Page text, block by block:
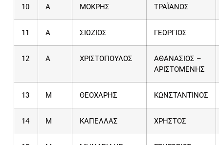
10 Α ΜΟΚΡΗΣ ΤΡΑΪΑΝΟΣ
11 Α ΣΙΩΖΙΟΣ ΓΕΩΡΓΙΟΣ
12 Α ΧΡΙΣΤΟΠΟΥΛΟΣ
ΑΘΑΝΑΣΙΟΣ –
ΑΡΙΣΤΟΜΕΝΗΣ
13 Μ ΘΕΟΧΑΡΗΣ ΚΩΝΣΤΑΝΤΙΝΟΣ
14 Μ ΚΑΠΕΛΛΑΣ ΧΡΗΣΤΟΣ